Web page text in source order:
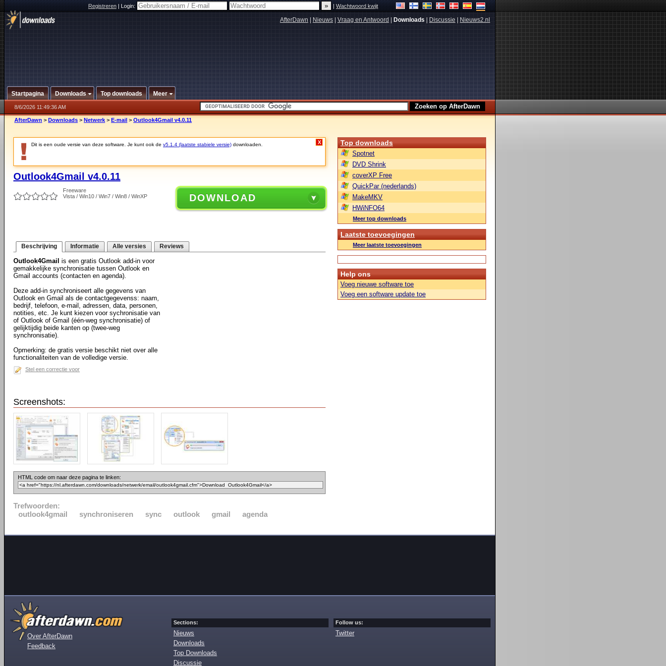
Registreren|Login: |Wachtwoord kwijt
AfterDawn Nieuws Vraag en Antwoord Downloads Discussie Nieuws2.nl
Startpagina Downloads Top downloads Meer
8/6/2026 11:49:36 AM
AfterDawn > Downloads > Netwerk > E-mail > Outlook4Gmail v4.0.11
Dit is een oude versie van deze software. Je kunt ook de v5.1.4 (laatste stabiele versie) downloaden. X
Outlook4Gmail v4.0.11
Freeware
Vista / Win10 / Win7 / Win8 / WinXP
DOWNLOAD
Beschrijving Informatie Alle versies Reviews
Outlook4Gmail is een gratis Outlook add-in voor
gemakkelijke synchronisatie tussen Outlook en
Gmail accounts (contacten en agenda).
Deze add-in synchroniseert alle gegevens van
Outlook en Gmail als de contactgegevenss: naam,
bedrijf, telefoon, e-mail, adressen, data, personen,
notities, etc. Je kunt kiezen voor sychronisatie van
of Outlook of Gmail (één-weg synchronisatie) of
gelijktijdig beide kanten op (twee-weg
synchronisatie).
Opmerking: de gratis versie beschikt niet over alle
functionaliteiten van de volledige versie.
Stel een correctie voor
Screenshots:
HTML code om naar deze pagina te linken:
Trefwoorden:
outlook4gmail
synchroniseren sync outlook gmail agenda
Top downloads
Spotnet
DVD Shrink
coverXP Free
QuickPar (nederlands)
MakeMKV
HWiNFO64
Meer top downloads
Laatste toevoegingen
Meer laatste toevoegingen
Help ons
Voeg nieuwe software toe
Voeg een software update toe
Over AfterDawn
Feedback
Sections:
Nieuws
Downloads
Top Downloads
Discussie
Follow us:
Twitter